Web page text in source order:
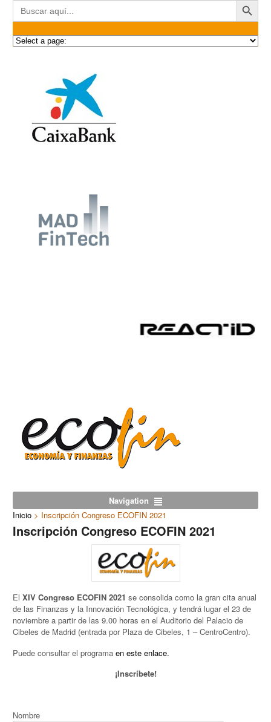
Buscar:
Navigation
Inicio > Inscripción Congreso ECOFIN 2021
Inscripción Congreso ECOFIN 2021
ElXIV Congreso ECOFIN 2021 se consolida como la gran cita anual
de las Finanzas y la Innovación Tecnológica, y tendrá lugar el 23 de
noviembre a partir de las 9.00 horas en el Auditorio del Palacio de
Cibeles de Madrid (entrada por Plaza de Cibeles, 1 – CentroCentro).
Puede consultar el programaen este enlace.
¡Inscríbete!
Nombre